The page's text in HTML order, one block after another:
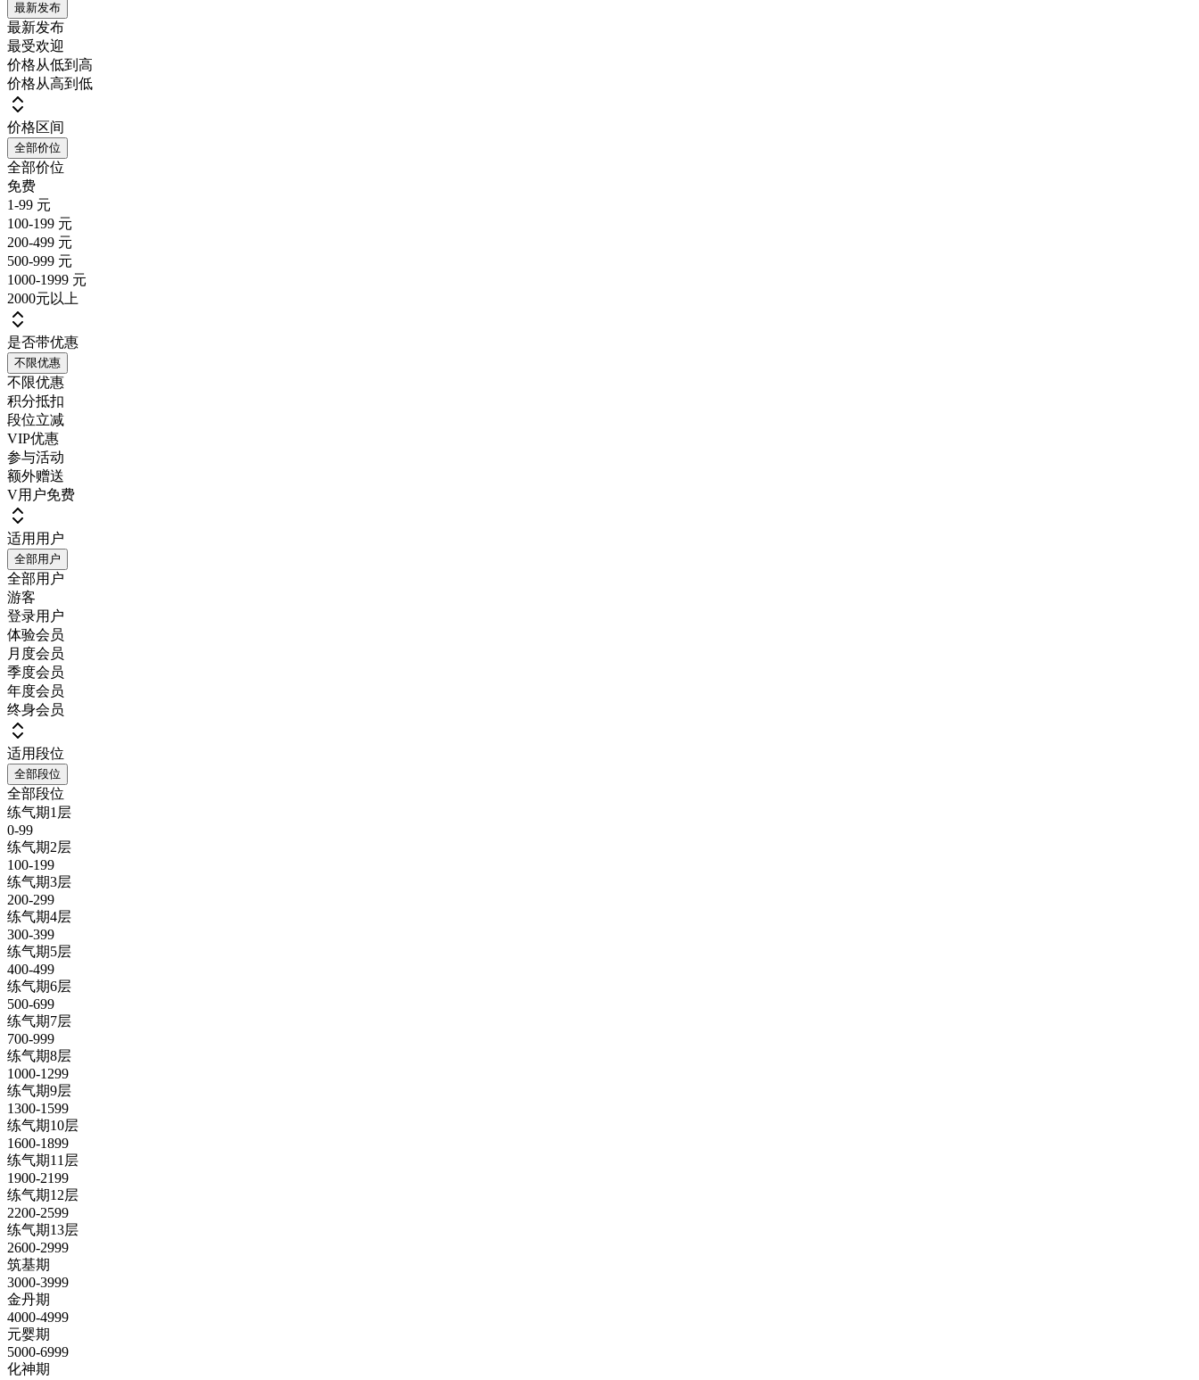
最新发布
最新发布
最受欢迎
价格从低到高
价格从高到低
价格区间
全部价位
全部价位
免费
1-99 元
100-199 元
200-499 元
500-999 元
1000-1999 元
2000元以上
是否带优惠
不限优惠
不限优惠
积分抵扣
段位立减
VIP优惠
参与活动
额外赠送
V用户免费
适用用户
全部用户
全部用户
游客
登录用户
体验会员
月度会员
季度会员
年度会员
终身会员
适用段位
全部段位
全部段位
练气期1层
0-99
练气期2层
100-199
练气期3层
200-299
练气期4层
300-399
练气期5层
400-499
练气期6层
500-699
练气期7层
700-999
练气期8层
1000-1299
练气期9层
1300-1599
练气期10层
1600-1899
练气期11层
1900-2199
练气期12层
2200-2599
练气期13层
2600-2999
筑基期
3000-3999
金丹期
4000-4999
元婴期
5000-6999
化神期